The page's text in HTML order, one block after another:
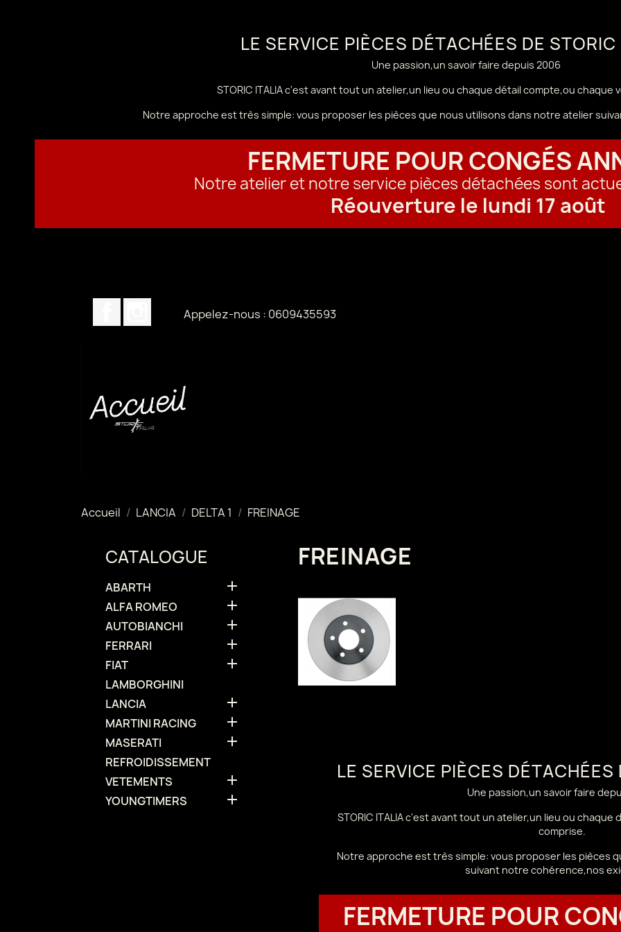
LE SERVICE PIÈCES DÉTACHÉES DE
Une passion,un savoir faire depuis 2006
STORIC ITALIA c'est avant tout un atelier,un lieu ou chaque détail compte,ou chaque
Notre approche est très simple: vous proposer les pièces que nous utilisons dans notre atelier
FERMETURE POUR CONGÉS
Notre atelier et notre service pièces détachées sont
Réouverture le lundi 17 août
Appelez-nous : 0609435593
Accueil LANCIA DELTA 1 FREINAGE
CATALOGUE
ABARTH 
ALFA ROMEO 
AUTOBIANCHI 
FERRARI 
FIAT 
LAMBORGHINI
LANCIA

MARTINI RACING 
MASERATI 
REFROIDISSEMENT
VETEMENTS

YOUNGTIMERS 
FREINAGE
LE SERVICE PIÈCES
Une passion,un savoir faire
STORIC ITALIA c'est avant tout un atelier,un lieu ou
comprise.
Notre approche est très simple: vous proposer les pièces
suivant notre cohérence,nos
FERMETURE POUR